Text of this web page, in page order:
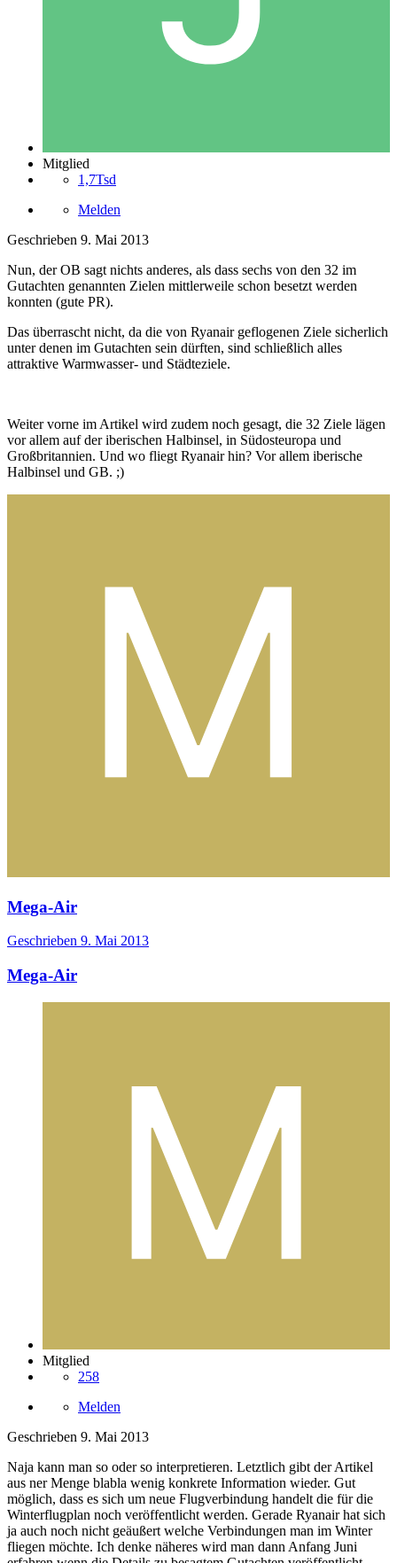
Mitglied
1,7Tsd
Melden
Geschrieben 9. Mai 2013
Nun, der OB sagt nichts anderes, als dass sechs von den 32 im
Gutachten genannten Zielen mittlerweile schon besetzt werden
konnten (gute PR).
Das überrascht nicht, da die von Ryanair geflogenen Ziele sicherlich
unter denen im Gutachten sein dürften, sind schließlich alles
attraktive Warmwasser- und Städteziele.
Weiter vorne im Artikel wird zudem noch gesagt, die 32 Ziele lägen
vor allem auf der iberischen Halbinsel, in Südosteuropa und
Großbritannien. Und wo fliegt Ryanair hin? Vor allem iberische
Halbinsel und GB. ;)
Mega-Air
Geschrieben 9. Mai 2013
Mega-Air
Mitglied
258
Melden
Geschrieben 9. Mai 2013
Naja kann man so oder so interpretieren. Letztlich gibt der Artikel
aus ner Menge blabla wenig konkrete Information wieder. Gut
möglich, dass es sich um neue Flugverbindung handelt die für die
Winterflugplan noch veröffentlicht werden. Gerade Ryanair hat sich
ja auch noch nicht geäußert welche Verbindungen man im Winter
fliegen möchte. Ich denke näheres wird man dann Anfang Juni